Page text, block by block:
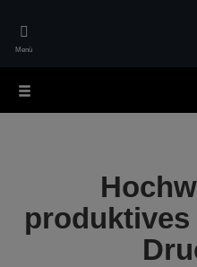
main
Menü